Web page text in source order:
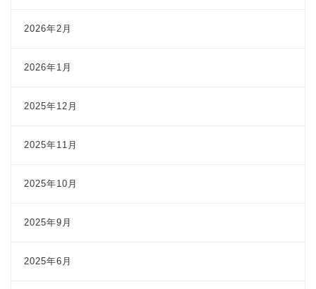
2026年2月
2026年1月
2025年12月
2025年11月
2025年10月
2025年9月
2025年6月